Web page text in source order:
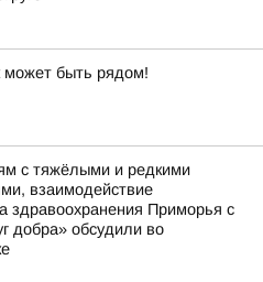
может быть рядом!
с тяжёлыми и редкими
взаимодействие
здравоохранения Приморья с
добра» обсудили во